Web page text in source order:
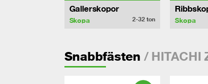
Gallerskopor
Skopa 2-32ton Skopa
Snabbfästen / HITACHI